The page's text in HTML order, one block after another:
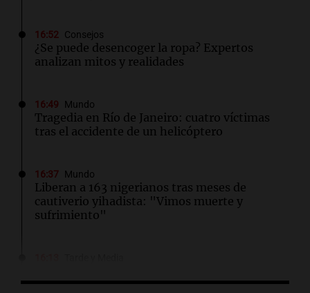
16:52 Consejos
¿Se puede desencoger la ropa? Expertos
analizan mitos y realidades
16:49 Mundo
Tragedia en Río de Janeiro: cuatro víctimas
tras el accidente de un helicóptero
16:37 Mundo
Liberan a 163 nigerianos tras meses de
cautiverio yihadista: "Vimos muerte y
sufrimiento"
"Queremos seguir llevándola a diferentes